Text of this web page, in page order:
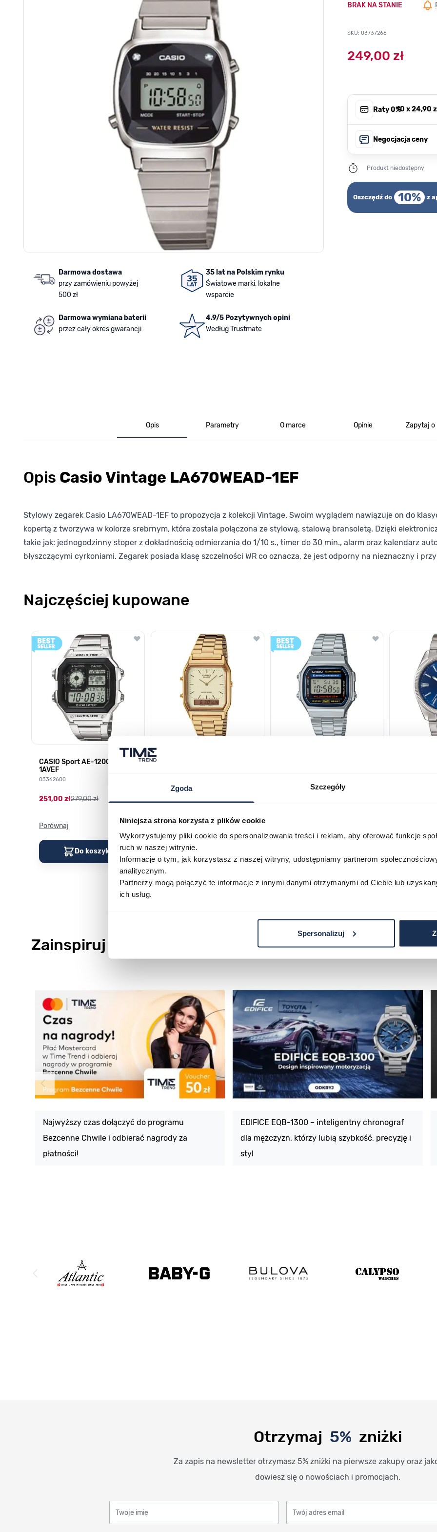
Zgoda Szczegóły
Niniejsza strona korzysta z plików cookie
Wykorzystujemy pliki cookie do spersonalizowania treści i reklam, aby oferować funkcje
ruch w naszej witrynie.
Informacje o tym, jak korzystasz z naszej witryny, udostępniamy partnerom
analitycznym.
Partnerzy mogą połączyć te informacje z innymi danymi otrzymanymi od Ciebie lub
ich usług.
Spersonalizuj
Darmowa dostawa
przy zamówieniu powyżej
500 zł
35 lat na Polskim rynku
Światowe marki, lokalne
wsparcie
Darmowa wymiana baterii
przez cały okres gwarancji
4.9/5 Pozytywnych opini
Według Trustmate
BRAK NA STANIE
SKU: 03737266
249,00 zł
Raty 0%, 10 x24,90
Negocjacja ceny
Produkt niedostępny
Oszczędź do 10% z
Opis Parametry O marce Opinie Zapytaj o
Opis Casio Vintage LA670WEAD-1EF
Stylowy zegarek Casio LA670WEAD-1EF to propozycja z kolekcji Vintage. Swoim wyglądem nawiązuje on do
kopertą z tworzywa w kolorze srebrnym, która zostala połączona ze stylową, stalową bransoletą. Dzięki
takie jak: jednogodzinny stoper z dokładnością odmierzania do 1/10 s., timer do 30 min., alarm oraz kalendarz
błyszczącymi cyrkoniami. Zegarek posiada klasę szczelności WR co oznacza, że jest odporny na nieznaczny i
Najczęściej kupowane
Poruszanie się po elementach karuzeli jest możliwe za pomocą klawisza tabulacji. Możesz pominąć karuzelę lub przejść
Naciśnij, aby pominąć karuzelę
Naciśnij, aby przejść do nawigacji karuzeli
CASIO Sport AE-1200WHD-
1AVEF
03362600
251,00 zł279,00 zł
Porównaj
Do koszyka
Porównaj
Do koszyka
199,00 zł
Zainspiruj się
Najwyższy czas dołączyć do programu
Bezcenne Chwile i odbierać nagrody za
płatności!
EDIFICE EQB-1300 – inteligentny chronograf
dla mężczyzn, którzy lubią szybkość, precyzję i
styl
Otrzymaj 5% zniżki
Za zapis na newsletter otrzymasz 5% zniżki na pierwsze zakupy oraz
dowiesz się o nowościach i promocjach.